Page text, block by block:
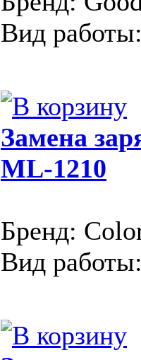
Вид
Замена
ML-1210
Бренд:
Вид